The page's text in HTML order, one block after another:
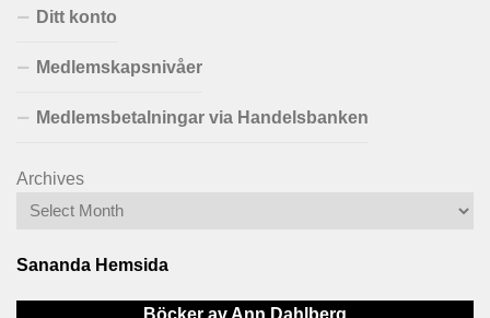
Ditt konto
Medlemskapsnivåer
Medlemsbetalningar via Handelsbanken
Archives
Sananda Hemsida
Böcker av Ann Dahlberg